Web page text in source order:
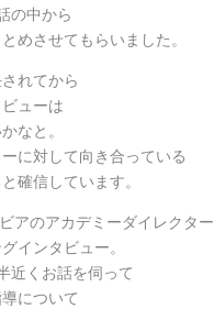
の中から
めさせてもらいました。
れてから
ューは
なと。
に対して向き合っている
確信しています。
アのアカデミーダイレクター
インタビュー。
近くお話を伺って
について